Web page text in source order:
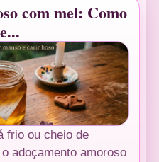
com mel: Como
frio ou cheio de
adoçamento amoroso